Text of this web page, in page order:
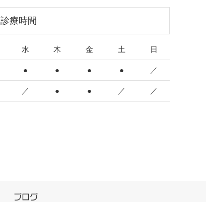
診療時間
水 木 金 土 日
● ● ● ● ／
／ ● ● ／ ／
ブログ